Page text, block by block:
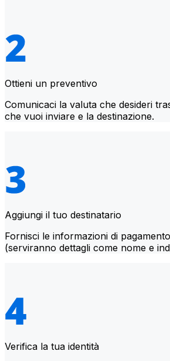
Ottieni un preventivo
Comunicaci la valuta che desideri
che vuoi inviare e la destinazione.
Aggiungi il tuo destinatario
Fornisci le informazioni di
(serviranno dettagli come nome e
Verifica la tua identità